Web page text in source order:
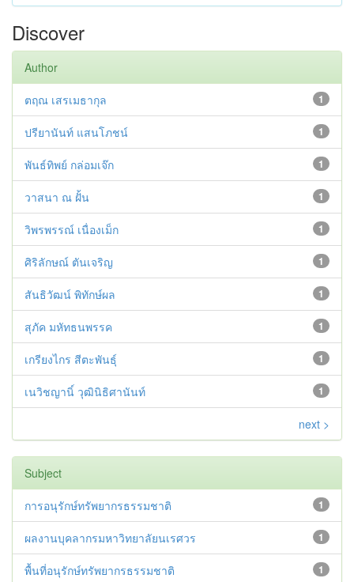
Discover
Author
1
ตฤณ เสรเมธากุล
1
ปรียานันท์ แสนโภชน์
1
พันธ์ทิพย์ กล่อมเจ๊ก
1
วาสนา ณ ฝั้น
1
วิพรพรรณ์ เนื่องเม็ก
1
ศิริลักษณ์ ตันเจริญ
1
สันธิวัฒน์ พิทักษ์ผล
1
สุภัค มหัทธนพรรค
1
เกรียงไกร สีตะพันธุ์
1
เนวิชญานิ์ วุฒินิธิศานันท์
next >
Subject
1
การอนุรักษ์ทรัพยากรธรรมชาติ
1
ผลงานบุคลากรมหาวิทยาลัยนเรศวร
1
พื้นที่อนุรักษ์ทรัพยากรธรรมชาติ